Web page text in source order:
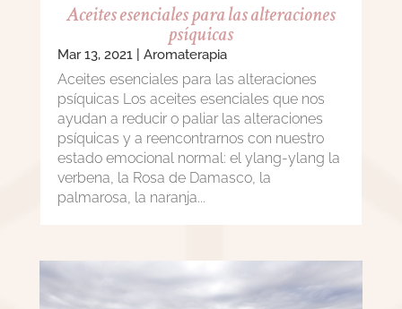
Aceites esenciales para las alteraciones
psíquicas
Mar 13, 2021| Aromaterapia
Aceites esenciales para las alteraciones
psíquicas Los aceites esenciales que nos
ayudan a reducir o paliar las alteraciones
psíquicas y a reencontrarnos con nuestro
estado emocional normal: el ylang-ylang la
verbena, la Rosa de Damasco, la
palmarosa, la naranja...